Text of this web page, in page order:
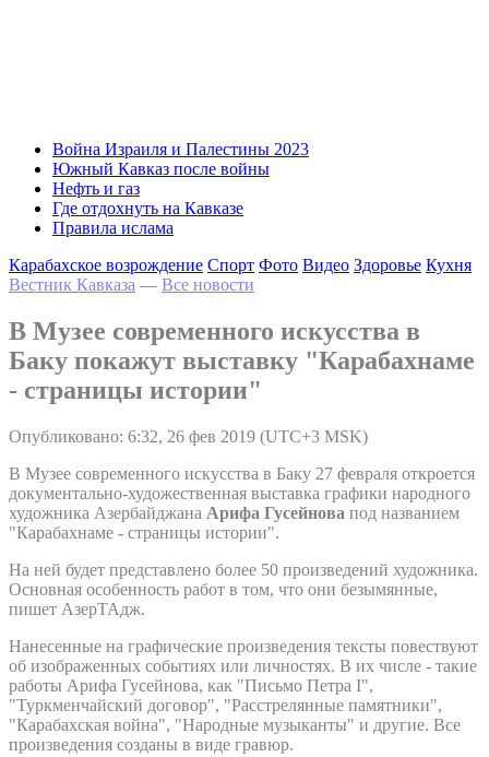
Война Израиля и Палестины 2023
Южный Кавказ после войны
Нефть и газ
Где отдохнуть на Кавказе
Правила ислама
Карабахское возрождение Спорт Фото Видео Здоровье Кухня
Вестник Кавказа — Все новости
В Музее современного искусства в
Баку покажут выставку "Карабахнаме
- страницы истории"
Опубликовано: 6:32, 26 фев 2019 (UTC+3 MSK)
В Музее современного искусства в Баку 27 февраля откроется
документально-художественная выставка графики народного
художника Азербайджана Арифа Гусейнова под названием
"Карабахнаме - страницы истории".
На ней будет представлено более 50 произведений художника.
Основная особенность работ в том, что они безымянные,
пишет АзерТАдж.
Нанесенные на графические произведения тексты повествуют
об изображенных событиях или личностях. В их числе - такие
работы Арифа Гусейнова, как "Письмо Петра I",
"Туркменчайский договор", "Расстрелянные памятники",
"Карабахская война", "Народные музыканты" и другие. Все
произведения созданы в виде гравюр.